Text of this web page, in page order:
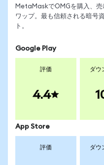
MetaMaskでOMGを購入、売
ワップ。最も信頼される暗号
ト。
Google Play
評価
4.4
ダウ
App Store
評価 ダウ